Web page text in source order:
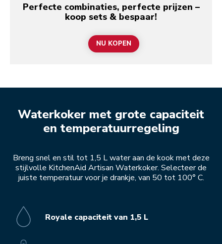
Perfecte combinaties, perfecte prijzen –
koop sets & bespaar!
NU KOPEN
Waterkoker met grote capaciteit
en temperatuurregeling
Breng snel en stil tot 1,5 L water aan de kook met deze
stijlvolle KitchenAid Artisan Waterkoker. Selecteer de
juiste temperatuur voor je drankje, van 50 tot 100° C.
Royale capaciteit van 1,5 L